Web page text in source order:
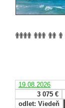
19.08.2026
3 075 €
odlet: Viedeň